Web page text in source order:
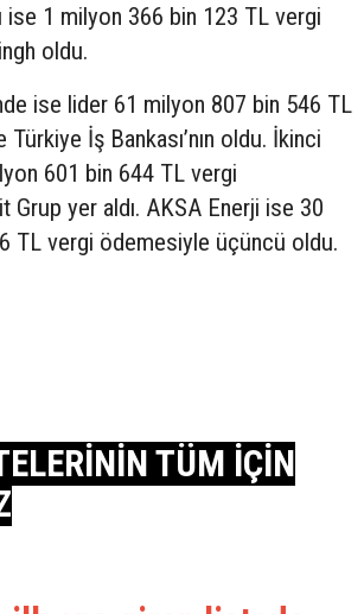
ise 1 milyon 366 bin 123 TL vergi
oldu.
ise lider 61 milyon 807 bin 546 TL
İş Bankası’nın oldu. İkinci
601 bin 644 TL vergi
Grup yer aldı. AKSA Enerji ise 30
TL vergi ödemesiyle üçüncü oldu.
TÜM İÇİN